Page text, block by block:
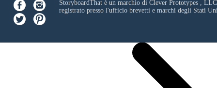
StoryboardThat è un marchio di Clever Prototypes , LLC
registrato presso l'ufficio brevetti e marchi degli Stati